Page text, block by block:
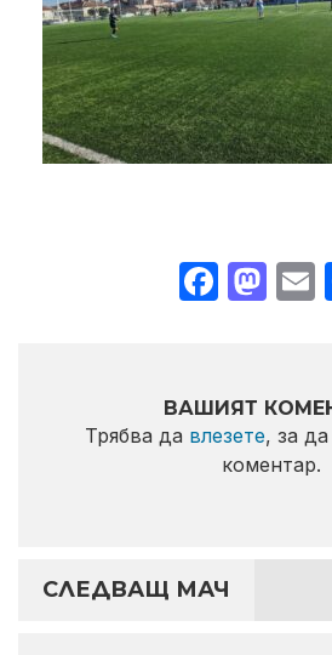
ВАШИЯТ
Трябва да влезете, за
коментар.
СЛЕДВАЩ МАЧ